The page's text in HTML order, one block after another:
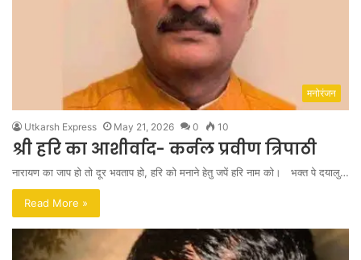
मनोरंजन
Utkarsh Express May 21, 2026 0 10
श्री हरि का आशीर्वाद- कर्नल प्रवीण त्रिपाठी
नारायण का जाप हो तो दूर भवताप हो, हरि को मनाने हेतु जपें हरि नाम को। भक्त पे दयालु…
Read More »